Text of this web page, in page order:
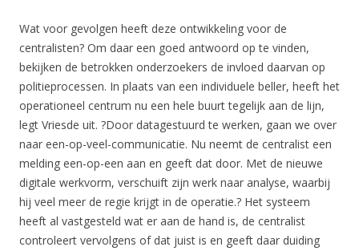
Wat voor gevolgen heeft deze ontwikkeling voor de
centralisten? Om daar een goed antwoord op te vinden,
bekijken de betrokken onderzoekers de invloed daarvan op
politieprocessen. In plaats van een individuele beller, heeft het
operationeel centrum nu een hele buurt tegelijk aan de lijn,
legt Vriesde uit. ?Door datagestuurd te werken, gaan we over
naar een-op-veel-communicatie. Nu neemt de centralist een
melding een-op-een aan en geeft dat door. Met de nieuwe
digitale werkvorm, verschuift zijn werk naar analyse, waarbij
hij veel meer de regie krijgt in de operatie.? Het systeem
heeft al vastgesteld wat er aan de hand is, de centralist
controleert vervolgens of dat juist is en geeft daar duiding